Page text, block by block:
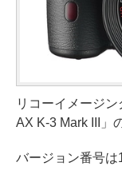
リコーイメージ
AX K-3 Mark III」
バージョン番号は